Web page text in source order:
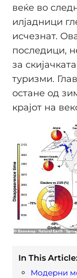
веќе во
илјадници
исчезнат.
последици,
за
туризми.
остане од
крајот на
In This
Модерни